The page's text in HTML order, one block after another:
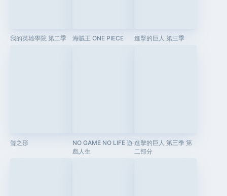
我的英雄學院 第二季 海賊王 ONE PIECE 進擊的巨人 第三季
聲之形
NO GAME NO LIFE 遊
戲人生
進擊的巨人 第三季 第
二部分